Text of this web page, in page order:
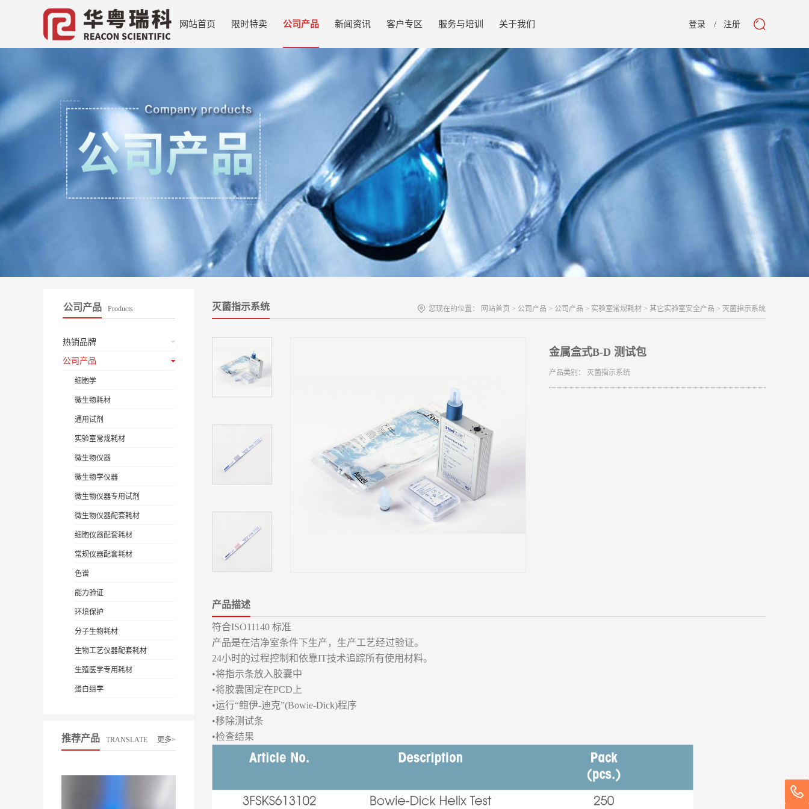
登录 注册
网站首页 限时特卖 公司产品 新闻资讯 客户专区 服务与培训 关于我们
公司产品 Products
热销品牌
公司产品
细胞学
微生物耗材
通用试剂
实验室常规耗材
微生物仪器
微生物学仪器
微生物仪器专用试剂
微生物仪器配套耗材
细胞仪器配套耗材
常规仪器配套耗材
色谱
能力验证
环境保护
分子生物耗材
生物工艺仪器配套耗材
生殖医学专用耗材
蛋白组学
推荐产品 TRANSLATE 更多>
灭菌指示系统 您现在的位置： 网站首页 > 公司产品 > 公司产品 > 实验室常规耗材 > 其它实验室安全产品 > 灭菌指示系统
金属盒式B-D 测试包
产品类别： 灭菌指示系统
产品描述
符合ISO11140 标准
产品是在洁净室条件下生产，生产工艺经过验证。
24小时的过程控制和依靠IT技术追踪所有使用材料。
•将指示条放入胶囊中
•将胶囊固定在PCD上
•运行“鲍伊-迪克”(Bowie-Dick)程序
•移除测试条
•检查结果